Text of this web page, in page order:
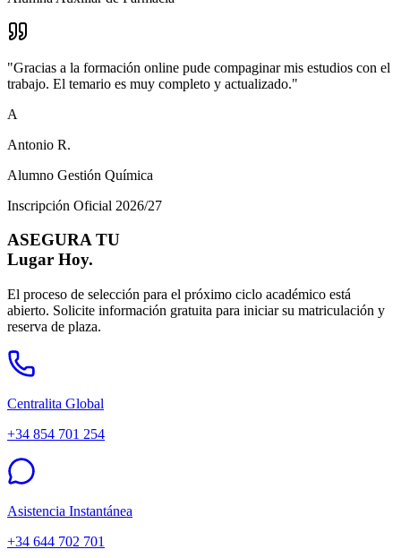
"Gracias a la formación online pude compaginar mis estudios con el
trabajo. El temario es muy completo y actualizado."
A
Antonio R.
Alumno Gestión Química
Inscripción Oficial 2026/27
ASEGURA TU
Lugar Hoy.
El proceso de selección para el próximo ciclo académico está
abierto. Solicite información gratuita para iniciar su matriculación y
reserva de plaza.
Centralita Global
+34 854 701 254
Asistencia Instantánea
+34 644 702 701